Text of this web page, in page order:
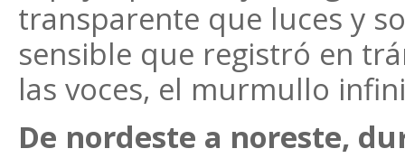
transparente que luces y
sensible que registró en
las voces, el murmullo
De nordeste a noreste,